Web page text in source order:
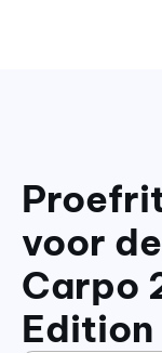
voor
Carpo
Edition